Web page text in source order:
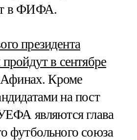
в ФИФА.
президента
в сентябре
Кроме
на пост
являются глава
футбольного союза